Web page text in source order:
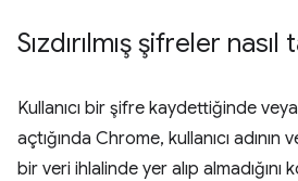
Sızdırılmış şifreler nasıl
Kullanıcı bir şifre kaydettiğinde
açtığında Chrome, kullanıcı adının
bir veri ihlalinde yer alıp almadığını